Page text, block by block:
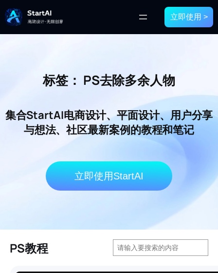
立即使用 >
标签： PS去除多余人物
集合StartAI电商设计、平面设计、用户分享
与想法、社区最新案例的教程和笔记
立即使用StartAI
PS教程
搜
索